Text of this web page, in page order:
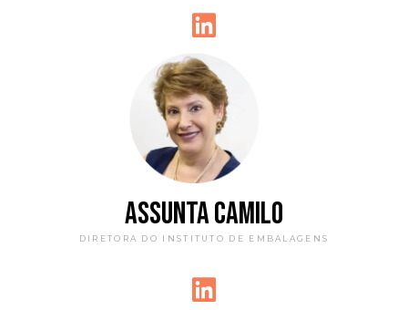
ASSUNTA CAMILO
DIRETORA DO INSTITUTO DE EMBALAGENS